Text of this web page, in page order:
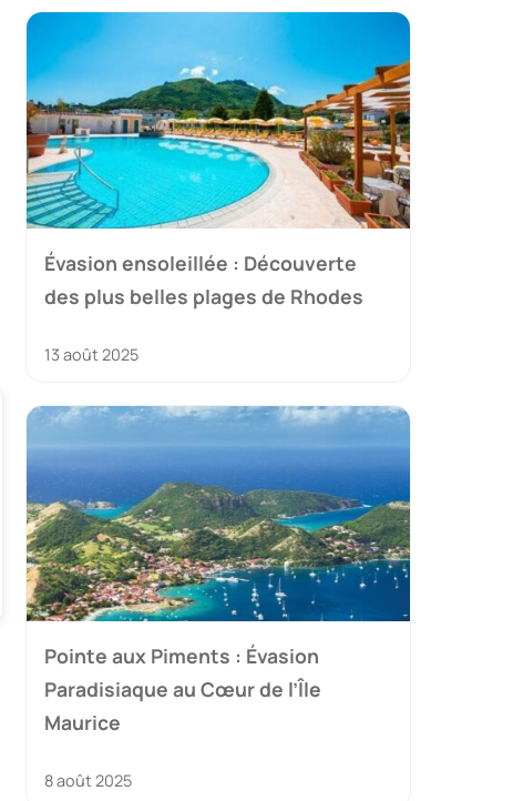
Évasion ensoleillée : Découverte
des plus belles plages de Rhodes
13 août 2025
Pointe aux Piments : Évasion
Paradisiaque au Cœur de l’Île
Maurice
8 août 2025